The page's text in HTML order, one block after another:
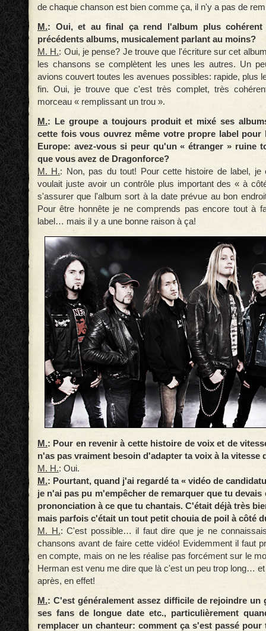
de chaque chanson est bien comme ça, il n'y a pas de
M.: Oui, et au final ça rend l'album plus cohérent
précédents albums, musicalement parlant au moins?
M. H.: Oui, je pense? Je trouve que l'écriture sur cet
les chansons se complètent les unes les autres. Un
avions couvert toutes les avenues possibles: rapide, plus
fin. Oui, je trouve que c'est très complet, très
morceau « remplissant un trou ».
M.: Le groupe a toujours produit et mixé ses
cette fois vous ouvrez même votre propre label pour
Europe: avez-vous si peur qu'un « étranger » ruine
que vous avez de Dragonforce?
M. H.: Non, pas du tout! Pour cette histoire de label, je
voulait juste avoir un contrôle plus important des « à
s'assurer que l'album sort à la date prévue au bon
Pour être honnête je ne comprends pas encore tout à
label… mais il y a une bonne raison à ça!
M.: Pour en revenir à cette histoire de voix et de
n'as pas vraiment besoin d'adapter ta voix à la vitesse
M. H.: Oui.
M.: Pourtant, quand j'ai regardé ta « vidéo de
je n'ai pas pu m'empêcher de remarquer que tu devais
prononciation à ce que tu chantais. C'était déjà très
mais parfois c'était un tout petit chouia de poil à côté
M. H.: C'est possible… il faut dire que je ne
chansons avant de faire cette vidéo! Evidemment il faut
en compte, mais on ne les réalise pas forcément sur le
Herman est venu me dire que là c'est un peu trop long…
après, en effet!
M.: C'est généralement assez difficile de rejoindre un
ses fans de longue date etc., particulièrement
remplacer un chanteur: comment ça s'est passé